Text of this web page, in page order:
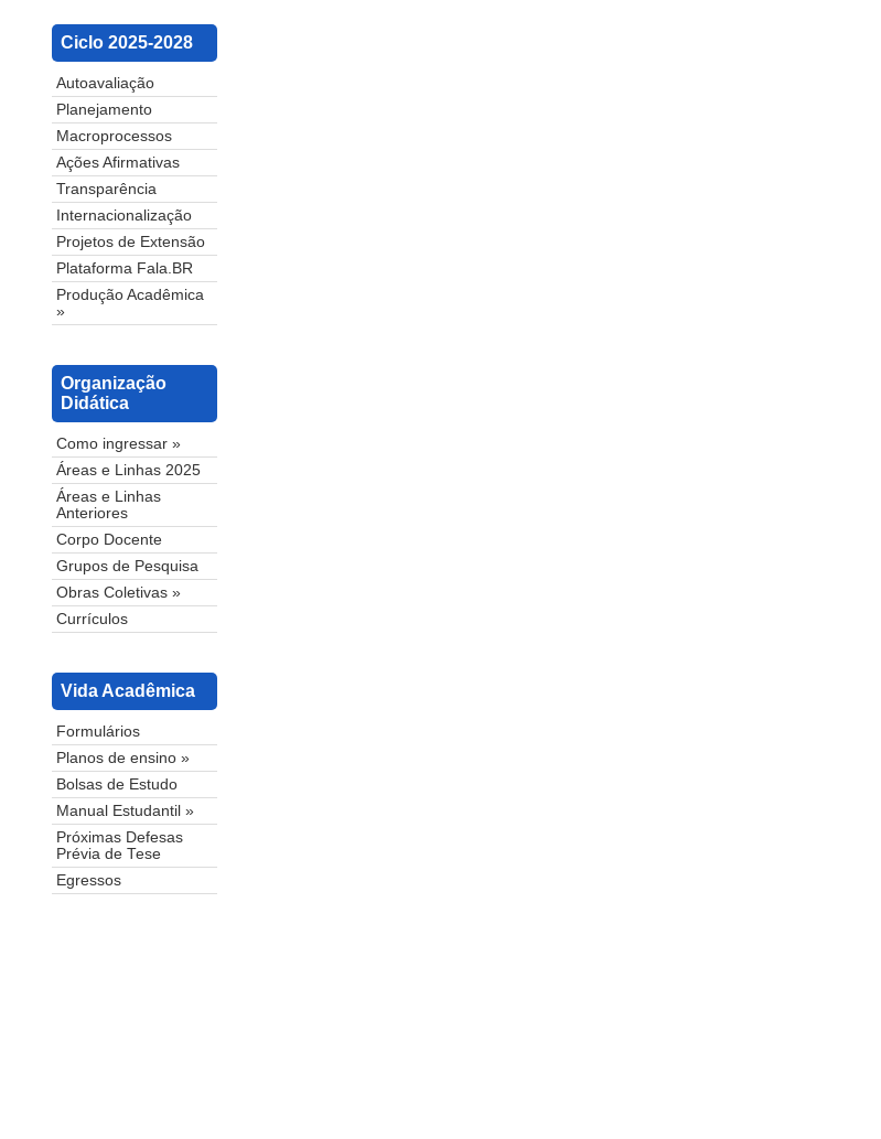
Ciclo 2025-2028
Autoavaliação
Planejamento
Macroprocessos
Ações Afirmativas
Transparência
Internacionalização
Projetos de Extensão
Plataforma Fala.BR
Produção Acadêmica
»
Organização
Didática
Como ingressar »
Áreas e Linhas 2025
Áreas e Linhas
Anteriores
Corpo Docente
Grupos de Pesquisa
Obras Coletivas »
Currículos
Vida Acadêmica
Formulários
Planos de ensino »
Bolsas de Estudo
Manual Estudantil »
Próximas Defesas
Prévia de Tese
Egressos